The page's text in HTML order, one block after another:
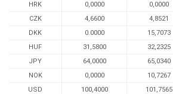
HRK
0,0000 0,0000
CZK
4,6600 4,8521
DKK
0.0000 15,7073
HUF
31,5800 32,2325
JPY
64,0000 65,0340
NOK
0,0000 10,7267
USD
100,4000 101,7565